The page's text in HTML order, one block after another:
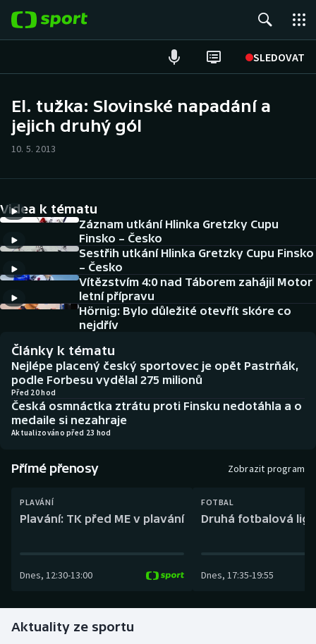
SLEDOVAT
Hokej
Cyklistika
DALŠÍ SPORTY
Americký fotbal
Baseball a softbal
Basketbal
Biatlon
Boby a skeleton
Box
Curling
Golf
NEPŘEHLÉDNĚTE
Historické návraty
Aplikace ČT sport
AZ kvíz
El. tužka: Slovinské napadání a
jejich druhý gól
10. 5. 2013
Videa k tématu
Záznam utkání Hlinka Gretzky Cupu
Finsko – Česko
Sestřih utkání Hlinka Gretzky Cupu Finsko
– Česko
Vítězstvím 4:0 nad Táborem zahájil Motor
letní přípravu
Hörnig: Bylo důležité otevřít skóre co
nejdřív
Články k tématu
Nejlépe placený český sportovec je opět Pastrňák,
podle Forbesu vydělal 275 milionů
Před 20 hod
Česká osmnáctka ztrátu proti Finsku nedotáhla a o
medaile si nezahraje
Aktualizováno před 23 hod
Přímé přenosy Zobrazit program
PLAVÁNÍ
Plavání: TK před ME v plavání
Dnes, 12:30-13:00
FOTBAL
Druhá fotbalová
Dnes, 17:35-19:55
Aktuality ze sportu